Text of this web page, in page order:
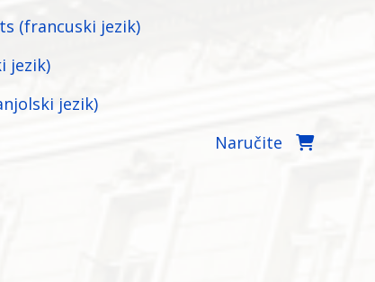
(francuski jezik)
jezik)
jezik)
Naručite